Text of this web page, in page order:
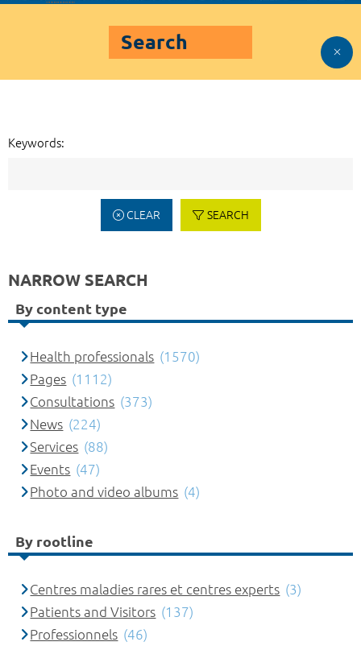
Search
Keywords:
CLEAR SEARCH
NARROW SEARCH
By content type
Health professionals (1570)
Pages (1112)
Consultations (373)
News (224)
Services (88)
Events (47)
Photo and video albums (4)
By rootline
Centres maladies rares et centres experts (3)
Patients and Visitors (137)
Professionnels (46)